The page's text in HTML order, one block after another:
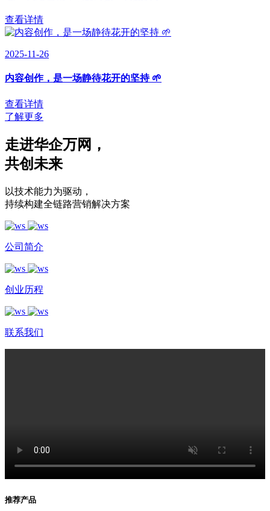
查看详情
2025-11-26
内容创作，是一场静待花开的坚持 🌱
查看详情
了解更多
走进华企万网 ，
共创未来
以技术能力为驱动 ，
持续构建全链路营销解决方案
公司简介
创业历程
联系我们
推荐产品